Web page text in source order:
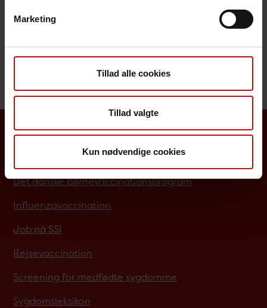
Marketing
Tillad alle cookies
Tillad valgte
Kun nødvendige cookies
Behandling
Særligt for sundhedsfagligt personale
Det danske børnevaccinationsprogram
Influenzavaccination
Job på SSI
Rejsevaccination
Screening for medfødte sygdomme
Sygdomsleksikon